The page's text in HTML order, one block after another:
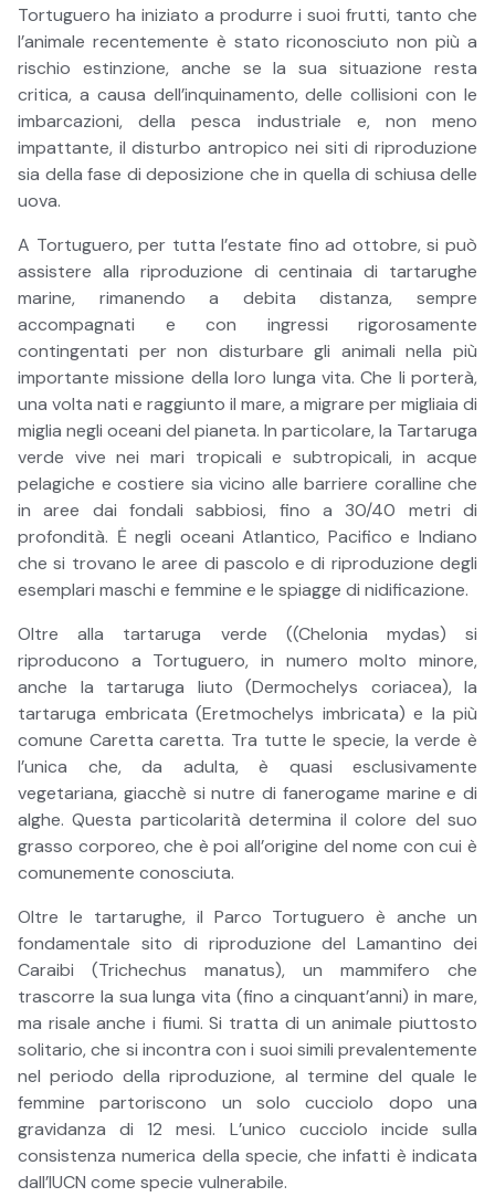
Tortuguero ha iniziato a produrre i suoi frutti, tanto che
l’animale recentemente è stato riconosciuto non più a
rischio estinzione, anche se la sua situazione resta
critica, a causa dell’inquinamento, delle collisioni con le
imbarcazioni, della pesca industriale e, non meno
impattante, il disturbo antropico nei siti di riproduzione
sia della fase di deposizione che in quella di schiusa delle
uova.
A Tortuguero, per tutta l’estate fino ad ottobre, si può
assistere alla riproduzione di centinaia di tartarughe
marine, rimanendo a debita distanza, sempre
accompagnati e con ingressi rigorosamente
contingentati per non disturbare gli animali nella più
importante missione della loro lunga vita. Che li porterà,
una volta nati e raggiunto il mare, a migrare per migliaia di
miglia negli oceani del pianeta. In particolare, la Tartaruga
verde vive nei mari tropicali e subtropicali, in acque
pelagiche e costiere sia vicino alle barriere coralline che
in aree dai fondali sabbiosi, fino a 30/40 metri di
profondità. Ė negli oceani Atlantico, Pacifico e Indiano
che si trovano le aree di pascolo e di riproduzione degli
esemplari maschi e femmine e le spiagge di nidificazione.
Oltre alla tartaruga verde ((Chelonia mydas) si
riproducono a Tortuguero, in numero molto minore,
anche la tartaruga liuto (Dermochelys coriacea), la
tartaruga embricata (Eretmochelys imbricata) e la più
comune Caretta caretta. Tra tutte le specie, la verde è
l’unica che, da adulta, è quasi esclusivamente
vegetariana, giacchè si nutre di fanerogame marine e di
alghe. Questa particolarità determina il colore del suo
grasso corporeo, che è poi all’origine del nome con cui è
comunemente conosciuta.
Oltre le tartarughe, il Parco Tortuguero è anche un
fondamentale sito di riproduzione del Lamantino dei
Caraibi (Trichechus manatus), un mammifero che
trascorre la sua lunga vita (fino a cinquant’anni) in mare,
ma risale anche i fiumi. Si tratta di un animale piuttosto
solitario, che si incontra con i suoi simili prevalentemente
nel periodo della riproduzione, al termine del quale le
femmine partoriscono un solo cucciolo dopo una
gravidanza di 12 mesi. L’unico cucciolo incide sulla
consistenza numerica della specie, che infatti è indicata
dall’IUCN come specie vulnerabile.